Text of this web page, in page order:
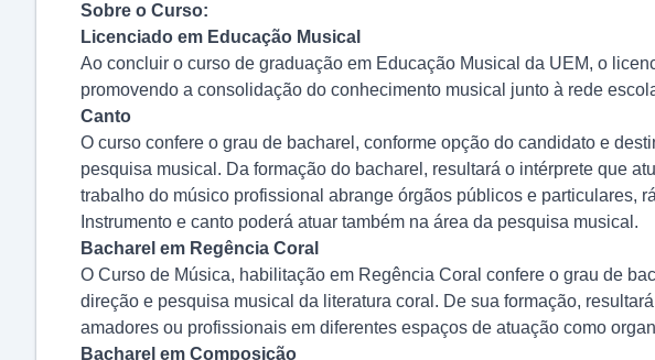
Sobre o Curso:
Licenciado em Educação Musical
Ao concluir o curso de graduação em Educação Musical da UEM, o
promovendo a consolidação do conhecimento musical junto à rede
Canto
O curso confere o grau de bacharel, conforme opção do candidato e
pesquisa musical. Da formação do bacharel, resultará o intérprete que
trabalho do músico profissional abrange órgãos públicos e particulares,
Instrumento e canto poderá atuar também na área da pesquisa musical.
Bacharel em Regência Coral
O Curso de Música, habilitação em Regência Coral confere o grau de
direção e pesquisa musical da literatura coral. De sua formação,
amadores ou profissionais em diferentes espaços de atuação como
Bacharel em Composição